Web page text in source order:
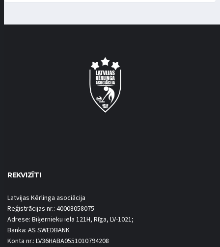
REKVIZĪTI
Latvijas Kērlinga asociācija
Reģistrācijas nr.: 40008058075
Adrese: Biķernieku iela 121H, Rīga, LV-1021;
Banka: AS SWEDBANK
Konta nr.: LV36HABA0551010794208